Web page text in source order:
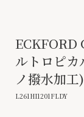
ECKFORD
ルトロピカ
ノ撥水加工)
L261HI1201FLDY